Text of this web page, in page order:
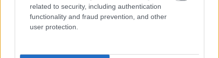
related to security, including authentication
functionality and fraud prevention, and other
user protection.
07/08/2026
07/08/2026